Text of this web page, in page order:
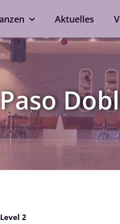
Aktuelles
2